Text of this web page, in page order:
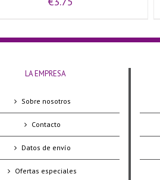
LA EMPRESA
Sobre nosotros
Contacto
Datos de envío
Ofertas especiales